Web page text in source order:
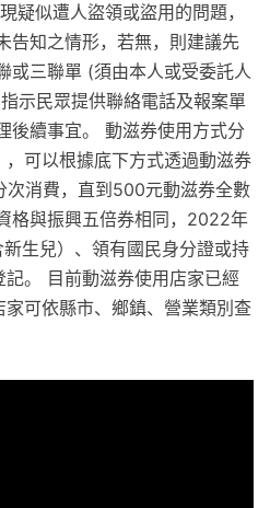
疑似遭人盜領或盜用的問題，
告知之情形，若無，則建議先
或三聯單 (須由本人或受委託人
示民眾提供聯絡電話及報案單
後續事宜。 動滋券使用方式分
可以根據底下方式透過動滋券
次消費，直到500元動滋券全數
格與振興五倍券相同，2022年
生兒）、領有國民身分證或持
。 目前動滋券使用店家已經
可依縣市、鄉鎮、營業類別查